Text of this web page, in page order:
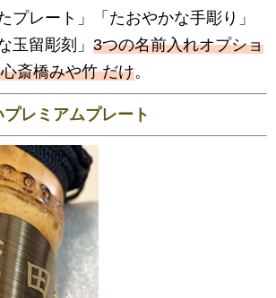
プレート」「たおやかな手彫り」
玉留彫刻」 3つの名前入れオプショ
斎橋みや竹 だけ。
プレミアムプレート